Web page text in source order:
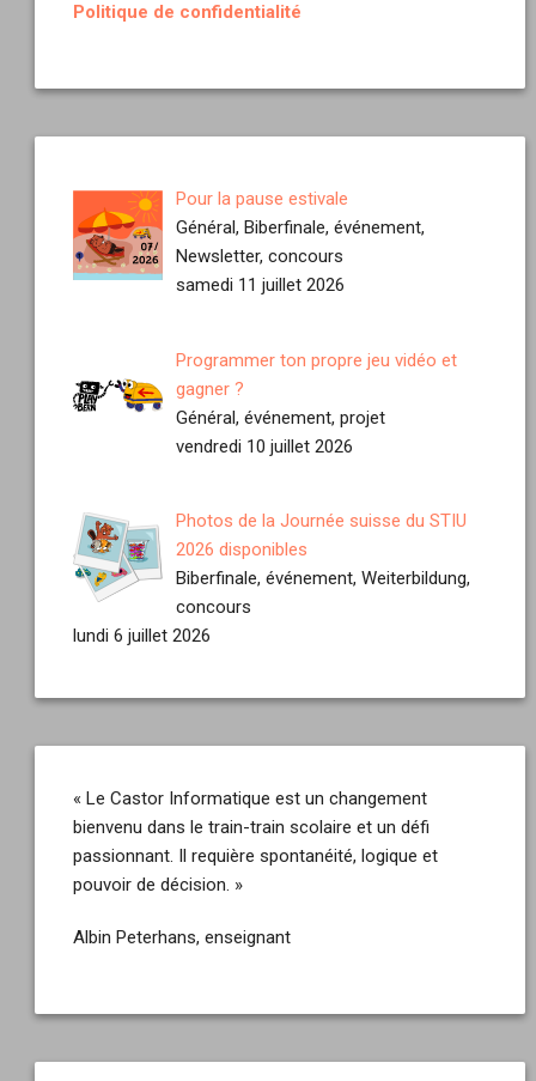
Politique de confidentialité
Pour la pause estivale
Général, Biberfinale, événement,
Newsletter, concours
samedi 11 juillet 2026
Programmer ton propre jeu vidéo et
gagner ?
Général, événement, projet
vendredi 10 juillet 2026
Photos de la Journée suisse du STIU
2026 disponibles
Biberfinale, événement, Weiterbildung,
concours
lundi 6 juillet 2026
« Le Castor Informatique est un changement
bienvenu dans le train-train scolaire et un défi
passionnant. Il requière spontanéité, logique et
pouvoir de décision. »
Albin Peterhans, enseignant